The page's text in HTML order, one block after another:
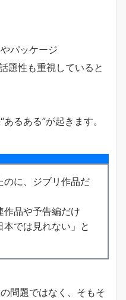
パッケージ
題性も重視していると
るある”が起きます。
のに、ジブリ作品だ
作品や予告編だけ
本では見れない」と
問題ではなく、そもそ